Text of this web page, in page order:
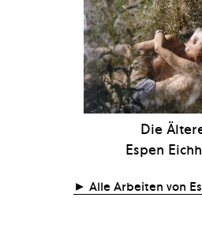
Die
Espen
Alle Arbeiten von